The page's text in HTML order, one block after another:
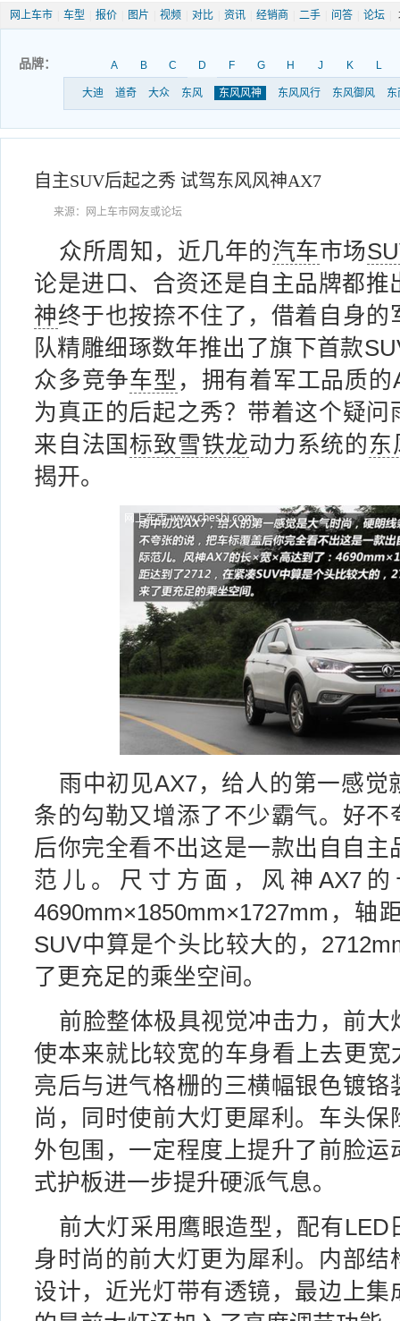
网上车市 车型 报价 图片 视频 对比 资讯 经销商 二手 问答 论坛
品牌： A B C D F G H J K L
大迪 道奇 大众 东风 东风风神 东风风行 东风御风 东
自主SUV后起之秀 试驾东风风神AX7
来源：网上车市网友或论坛
众所周知，近几年的汽车市场
论是进口、合资还是自主品牌都推
神终于也按捺不住了，借着自身
队精雕细琢数年推出了旗下首款
众多竞争车型 ，拥有着军工品质
为真正的后起之秀？带着这个疑
来自法国标致雪铁龙动力系统的东
揭开。
雨中初见AX7，给人的第一感觉
条的勾勒又增添了不少霸气。好
后你完全看不出这是一款出自自主
范儿。尺寸方面，风神AX7
4690mm×1850mm×1727mm，轴
SUV中算是个头比较大的，
了更充足的乘坐空间。
前脸整体极具视觉冲击力，前
使本来就比较宽的车身看上去更
亮后与进气格栅的三横幅银色镀
尚，同时使前大灯更犀利。车头
外包围，一定程度上提升了前脸
式护板进一步提升硬派气息。
前大灯采用鹰眼造型，配有
身时尚的前大灯更为犀利。内部
设计，近光灯带有透镜，最边上